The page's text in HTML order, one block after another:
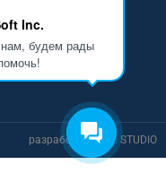
Inc.
будем рады
разработка D.I.M. STUDIO